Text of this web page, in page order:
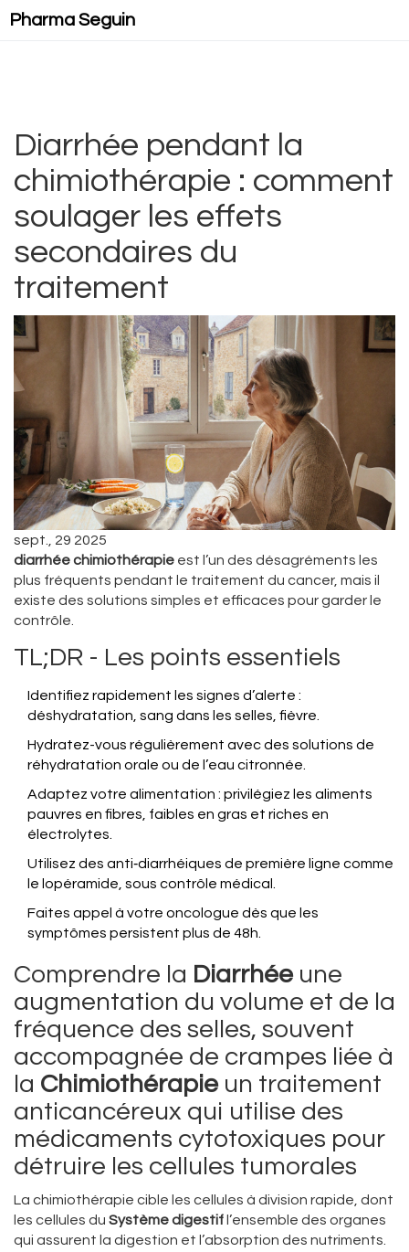
Pharma Seguin
Diarrhée pendant la
chimiothérapie : comment
soulager les effets
secondaires du
traitement
sept., 29 2025
diarrhée chimiothérapie est l’un des désagréments les
plus fréquents pendant le traitement du cancer, mais il
existe des solutions simples et efficaces pour garder le
contrôle.
TL;DR - Les points essentiels
Identifiez rapidement les signes d’alerte :
déshydratation, sang dans les selles, fièvre.
Hydratez-vous régulièrement avec des solutions de
réhydratation orale ou de l’eau citronnée.
Adaptez votre alimentation : privilégiez les aliments
pauvres en fibres, faibles en gras et riches en
électrolytes.
Utilisez des anti‑diarrhéiques de première ligne comme
le lopéramide, sous contrôle médical.
Faites appel à votre oncologue dès que les
symptômes persistent plus de 48h.
Comprendre la Diarrhée une
augmentation du volume et de la
fréquence des selles, souvent
accompagnée de crampes liée à
la Chimiothérapie un traitement
anticancéreux qui utilise des
médicaments cytotoxiques pour
détruire les cellules tumorales
La chimiothérapie cible les cellules à division rapide, dont
les cellules du Système digestif l’ensemble des organes
qui assurent la digestion et l’absorption des nutriments